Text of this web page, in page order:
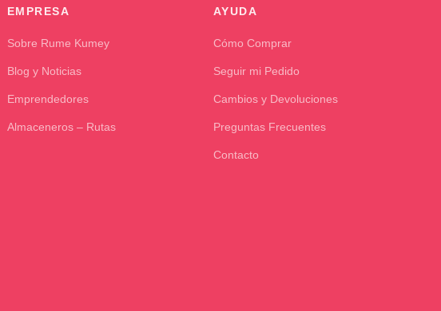
EMPRESA
Sobre Rume Kumey
Blog y Noticias
Emprendedores
Almaceneros – Rutas
AYUDA
Cómo Comprar
Seguir mi Pedido
Cambios y Devoluciones
Preguntas Frecuentes
Contacto